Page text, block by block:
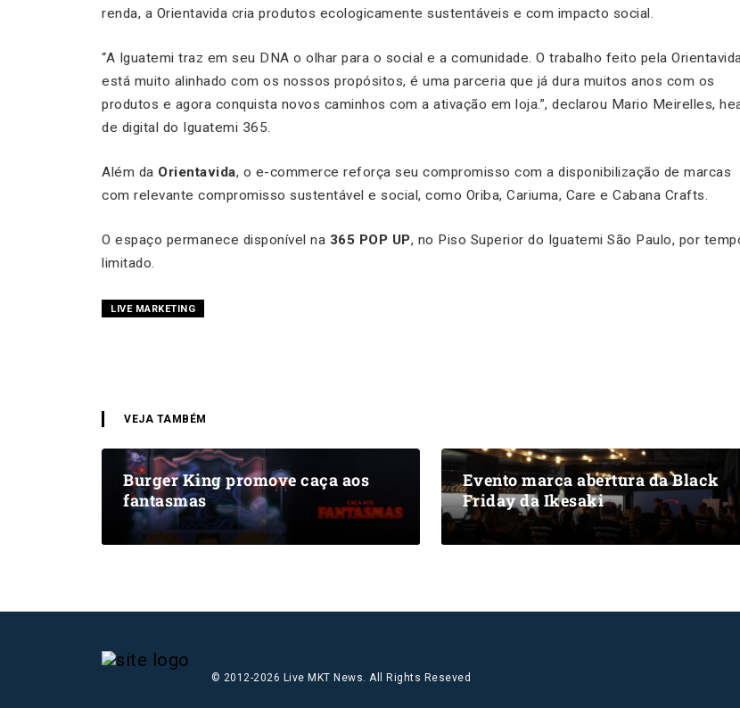
renda, a Orientavida cria produtos ecologicamente sustentáveis e com impacto social.
“A Iguatemi traz em seu DNA o olhar para o social e a comunidade. O trabalho feito pela
está muito alinhado com os nossos propósitos, é uma parceria que já dura muitos anos com os
produtos e agora conquista novos caminhos com a ativação em loja.”, declarou Mario Meirelles,
de digital do Iguatemi 365.
Além da Orientavida, o e-commerce reforça seu compromisso com a disponibilização de marcas
com relevante compromisso sustentável e social, como Oriba, Cariuma, Care e Cabana Crafts.
O espaço permanece disponível na 365 POP UP, no Piso Superior do Iguatemi São Paulo, por
limitado.
LIVE MARKETING
VEJA TAMBÉM
Burger King promove caça aos
fantasmas
Evento marca abertura da Black
Friday da Ikesaki
© 2012-2026 Live MKT News. All Rights Reseved